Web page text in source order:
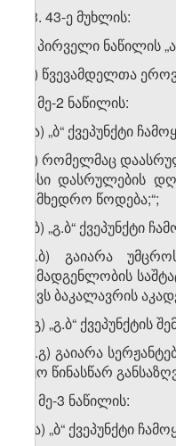
13. 43-ე მუხლის:
ა) პირველი ნაწილის
„ა) წვევამდელთა
ბ) მე-2 ნაწილის:
ბ.ა) „ბ“ ქვეპუნქტი
„ბ) რომელმაც
მისი დასრულების
სამხედრო წოდება;“;
ბ.ბ) „გ.ბ“ ქვეპუნქტი
„გ.ბ) გაიარა
შემადგენლობის
აქვს ბაკალავრის
ბ.გ) „გ.ბ“ ქვეპუნქტის
„გ.გ) გაიარა
იყო წინასწარ
გ) მე-3 ნაწილის:
გ.ა) „ბ“ ქვეპუნქტი